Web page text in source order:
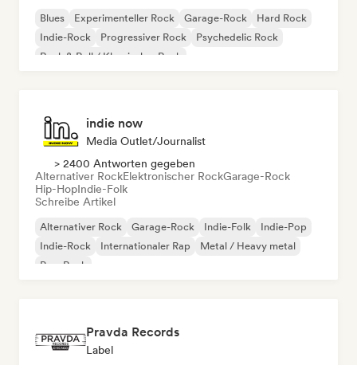
Blues Experimenteller Rock Garage-Rock
Hard Rock
Indie-Rock
Progressiver Rock
Psychedelic Rock
Rock & Roll / Klassischer Rock
indie now
Media Outlet/Journalist
> 2400 Antworten gegeben
Alternativer RockElektronischer RockGarage-Rock
Hip-HopIndie-Folk
Schreibe Artikel
Alternativer Rock Garage-Rock Indie-Folk
Indie-Pop
Indie-Rock
Internationaler Rap
Metal / Heavy metal
Pop-Rock
Pravda Records
Label